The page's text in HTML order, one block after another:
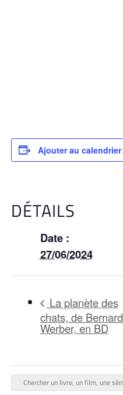
Ajouter au calendrier
DÉTAILS
Date :
27/06/2024
La planète des
chats, de Bernard
Werber, en BD